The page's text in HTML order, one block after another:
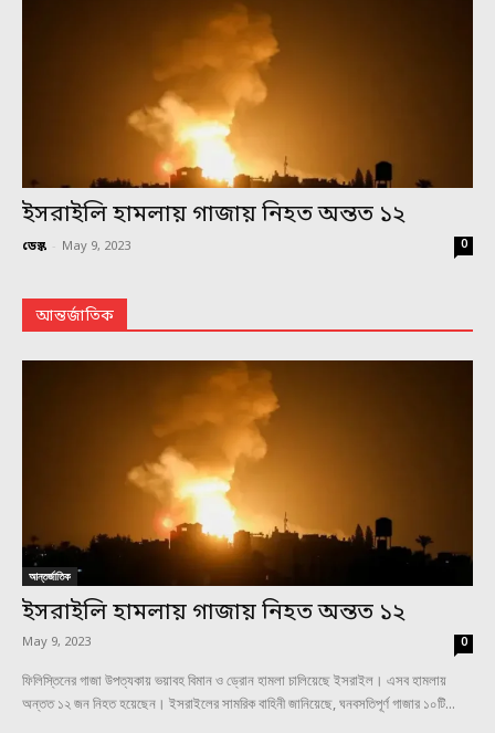
ইসরাইলি হামলায় গাজায় নিহত অন্তত ১২
ডেস্ক - May 9, 2023 0
আন্তর্জাতিক
আন্তর্জাতিক
ইসরাইলি হামলায় গাজায় নিহত অন্তত ১২
May 9, 2023 0
ফিলিস্তিনের গাজা উপত্যকায় ভয়াবহ বিমান ও ড্রোন হামলা চালিয়েছে ইসরাইল। এসব হামলায়
অন্তত ১২ জন নিহত হয়েছেন। ইসরাইলের সামরিক বাহিনী জানিয়েছে, ঘনবসতিপূর্ণ গাজার ১০টি...